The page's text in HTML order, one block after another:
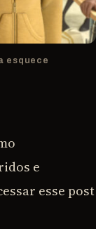
esquece
e
esse post